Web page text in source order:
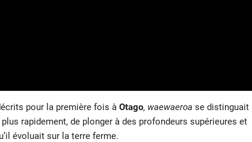
pour la première fois à Otago, waewaeroa se distinguait
rapidement, de plonger à des profondeurs supérieures et
évoluait sur la terre ferme.